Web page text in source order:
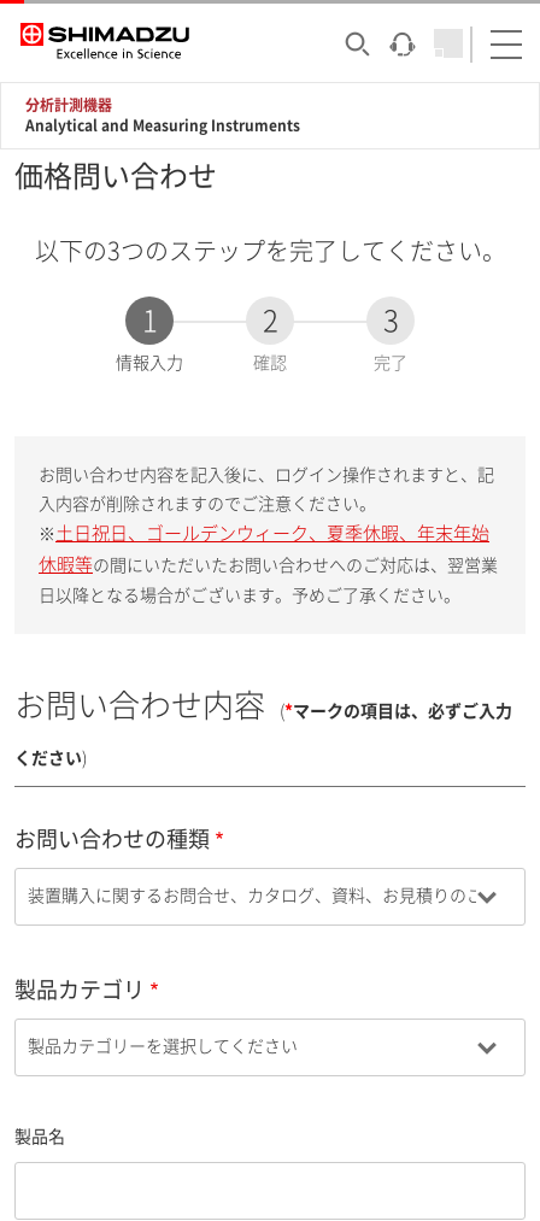
分析計測機器
Analytical and Measuring Instruments
価格問い合わせ
以下の3つのステップを完了してください。
1
現
情報入力
2
確認
3
完了
お問い合わせ内容を記入後に、ログイン操作されますと、記
入内容が削除されますのでご注意ください。
※ 土日祝日、ゴールデンウィーク、夏季休暇、年末年始
休暇等の間にいただいたお問い合わせへのご対応は、翌営業
日以降となる場合がございます。予めご了承ください。
お問い合わせ内容 (*マークの項目は、必ずご入力
ください)
お問い合わせの種類
製品カテゴリ
製品名